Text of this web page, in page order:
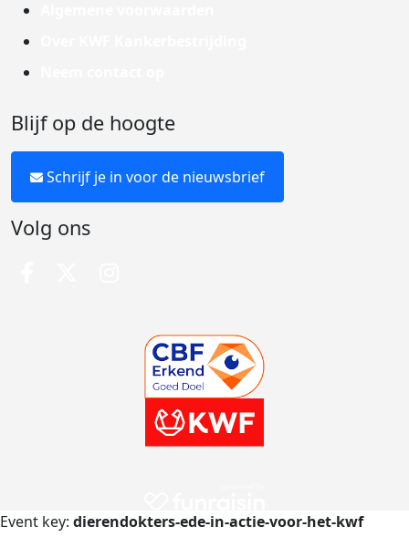
Blijf op de hoogte
Schrijf je in voor de nieuwsbrief
Volg ons
Event key: dierendokters-ede-in-actie-voor-het-kwf